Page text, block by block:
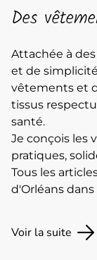
Des
Attachée à
et de
vêtements et
tissus
santé.
Je conçois les
pratiques,
Tous les
d'Orléans dans
Voir la suite